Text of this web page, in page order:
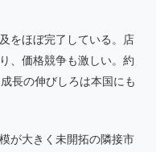
をほぼ完了している。店
、価格競争も激しい。約
長の伸びしろは本国にも
が大きく未開拓の隣接市